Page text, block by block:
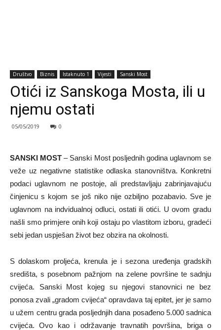
Društvo Biznis Istaknuto 1 Vijesti Sanski Most
Otići iz Sanskoga Mosta, ili u
njemu ostati
05/05/2019 0
SANSKI MOST – Sanski Most posljednih godina uglavnom se
veže uz negativne statistike odlaska stanovništva. Konkretni
podaci uglavnom ne postoje, ali predstavljaju zabrinjavajuću
činjenicu s kojom se još niko nije ozbiljno pozabavio. Sve je
uglavnom na indvidualnoj odluci, ostati ili otići. U ovom gradu
našli smo primjere onih koji ostaju po vlastitom izboru, gradeći
sebi jedan uspješan život bez obzira na okolnosti.
S dolaskom proljeća, krenula je i sezona uređenja gradskih
središta, s posebnom pažnjom na zelene površine te sadnju
cvijeća. Sanski Most kojeg su njegovi stanovnici ne bez
ponosa zvali „gradom cvijeća“ opravdava taj epitet, jer je samo
u užem centru grada posljednjih dana posađeno 5.000 sadnica
cvijeća. Ovo kao i održavanje travnatih površina, briga o